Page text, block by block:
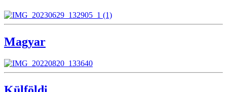
Magyar